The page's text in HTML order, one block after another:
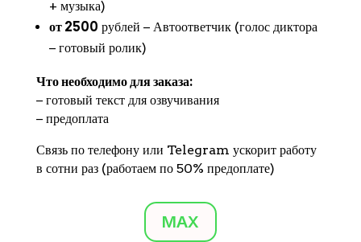
+ музыка)
от 2500 рублей − Автоответчик (голос диктора
− готовый ролик)
Что необходимо для заказа:
− готовый текст для озвучивания
− предоплата
Связь по телефону или Telegram ускорит работу
в сотни раз (работаем по 50% предоплате)
MAX